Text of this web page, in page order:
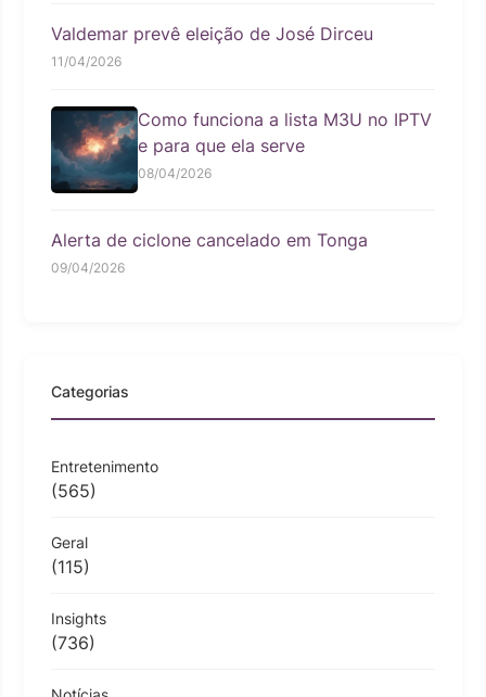
Valdemar prevê eleição de José Dirceu
11/04/2026
Como funciona a lista M3U no IPTV
e para que ela serve
08/04/2026
Alerta de ciclone cancelado em Tonga
09/04/2026
Categorias
Entretenimento
(565)
Geral
(115)
Insights
(736)